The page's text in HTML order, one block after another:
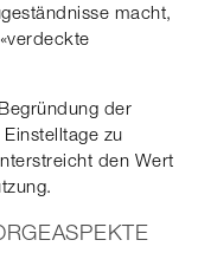
macht,
der
zu
den Wert